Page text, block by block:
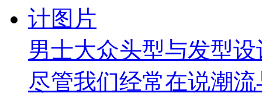
男士大众头型与发型
尽管我们经常在说潮